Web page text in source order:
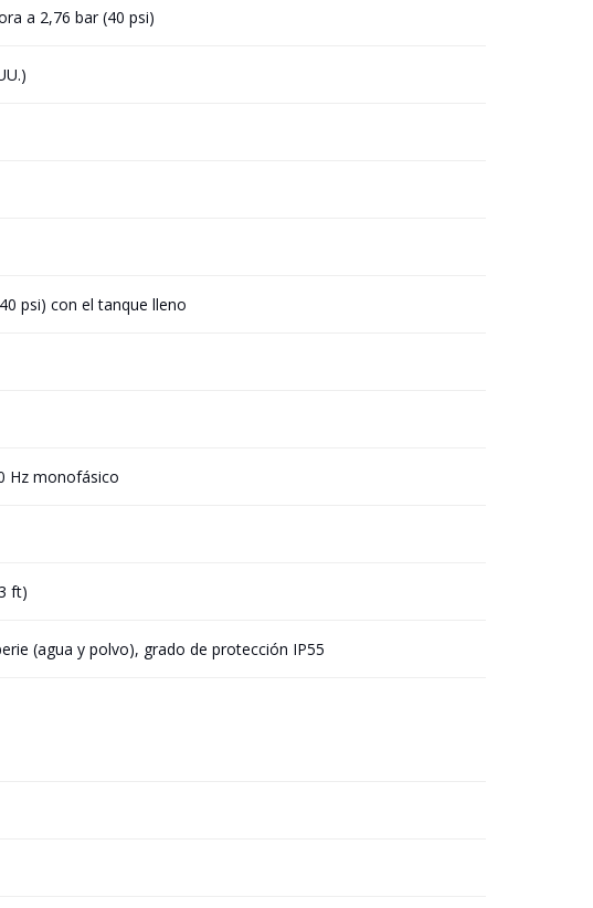
a 2,76 bar (40 psi)
psi) con el tanque lleno
Hz monofásico
ft)
(agua y polvo), grado de protección IP55